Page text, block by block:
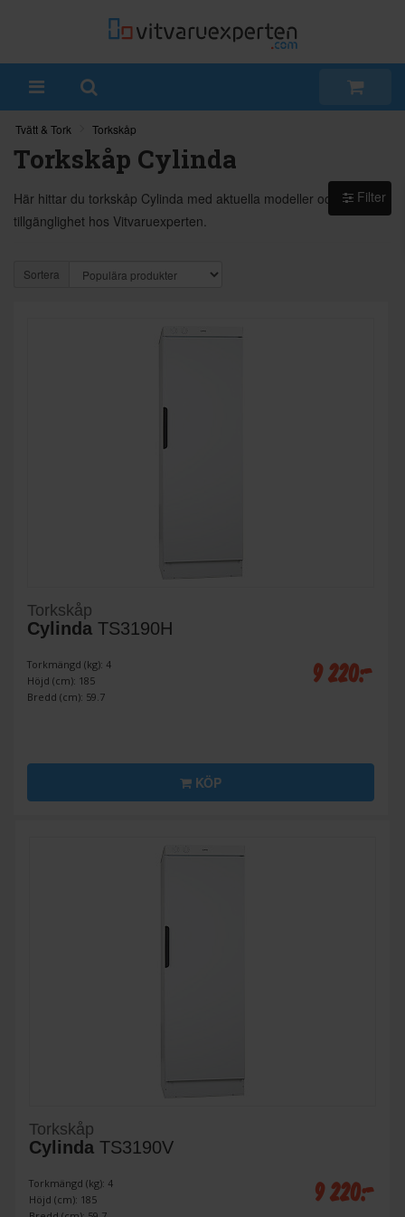
Tvätt & Tork Torkskåp
Torkskåp Cylinda
Här hittar du torkskåp Cylinda med aktuella modeller och
tillgänglighet hos Vitvaruexperten.
Sortera
Torkskåp
Cylinda TS3190H
Torkmängd (kg): 4
Höjd (cm): 185
Bredd (cm): 59.7
9 220:-
KÖP
Torkskåp
Cylinda TS3190V
Torkmängd (kg): 4
Höjd (cm): 185
9 220:-
Filter